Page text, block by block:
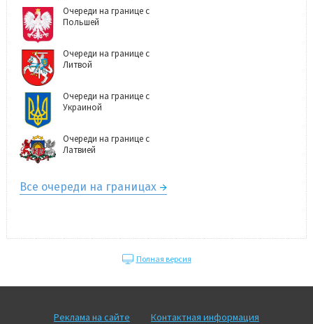
Очереди на границе с
Польшей
Очереди на границе с
Литвой
Очереди на границе с
Украиной
Очереди на границе с
Латвией
Все очереди на границах
Полная версия
Реклама на сайте Контактная информация